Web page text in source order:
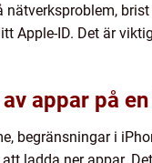
nätverksproblem, brist
Apple-ID. Det är
appar på en
begränsningar i
ladda ner appar.